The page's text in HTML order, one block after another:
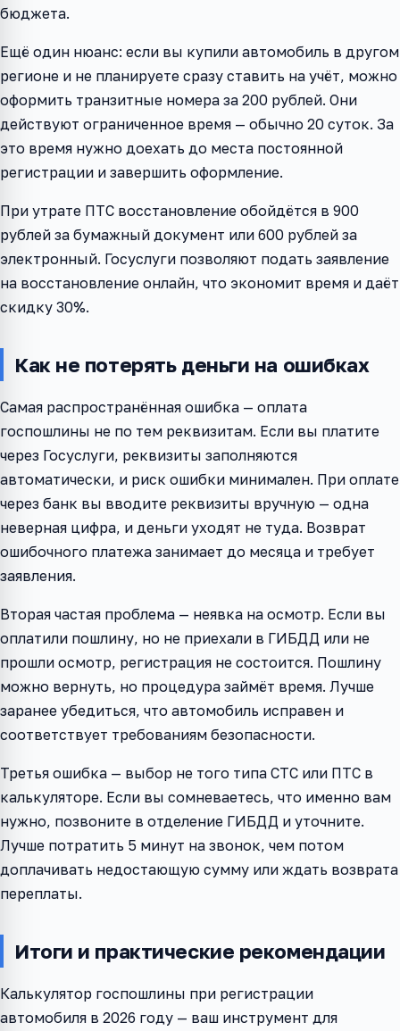
бюджета.
Ещё один нюанс: если вы купили автомобиль в другом
регионе и не планируете сразу ставить на учёт, можно
оформить транзитные номера за 200 рублей. Они
действуют ограниченное время — обычно 20 суток. За
это время нужно доехать до места постоянной
регистрации и завершить оформление.
При утрате ПТС восстановление обойдётся в 900
рублей за бумажный документ или 600 рублей за
электронный. Госуслуги позволяют подать заявление
на восстановление онлайн, что экономит время и даёт
скидку 30%.
Как не потерять деньги на ошибках
Самая распространённая ошибка — оплата
госпошлины не по тем реквизитам. Если вы платите
через Госуслуги, реквизиты заполняются
автоматически, и риск ошибки минимален. При оплате
через банк вы вводите реквизиты вручную — одна
неверная цифра, и деньги уходят не туда. Возврат
ошибочного платежа занимает до месяца и требует
заявления.
Вторая частая проблема — неявка на осмотр. Если вы
оплатили пошлину, но не приехали в ГИБДД или не
прошли осмотр, регистрация не состоится. Пошлину
можно вернуть, но процедура займёт время. Лучше
заранее убедиться, что автомобиль исправен и
соответствует требованиям безопасности.
Третья ошибка — выбор не того типа СТС или ПТС в
калькуляторе. Если вы сомневаетесь, что именно вам
нужно, позвоните в отделение ГИБДД и уточните.
Лучше потратить 5 минут на звонок, чем потом
доплачивать недостающую сумму или ждать возврата
переплаты.
Итоги и практические рекомендации
Калькулятор госпошлины при регистрации
автомобиля в 2026 году — ваш инструмент для